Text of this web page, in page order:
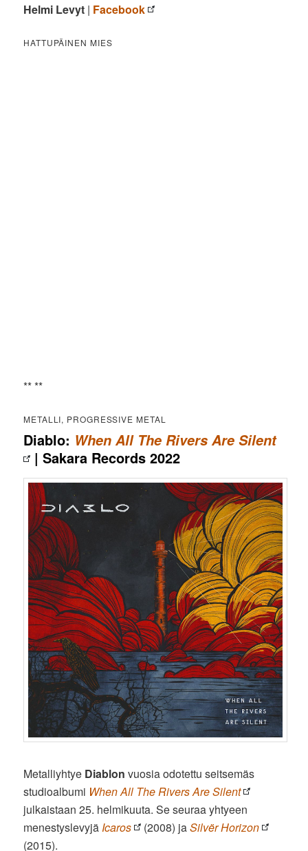
Helmi Levyt | Facebook
HATTUPÄINEN MIES
** **
METALLI, PROGRESSIVE METAL
Diablo: When All The Rivers Are Silent
| Sakara Records 2022
Metalliyhtye Diablon vuosia odotettu seitsemäs
studioalbumi When All The Rivers Are Silent
julkaistaan 25. helmikuuta. Se seuraa yhtyeen
menestyslevyjäIcaros (2008) jaSilvër Horizon
(2015).